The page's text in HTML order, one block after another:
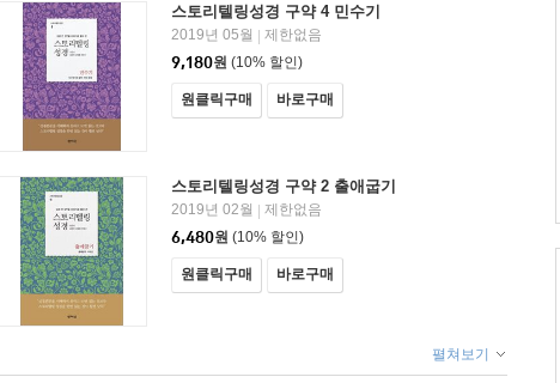
스토리텔링성경 구약 4 민수기
2019년 05월 | 제한없음
9,180원 (10% 할인)
원클릭구매 바로구매
스토리텔링성경 구약 2 출애굽기
2019년 02월 | 제한없음
6,480원 (10% 할인)
원클릭구매 바로구매
펼쳐보기